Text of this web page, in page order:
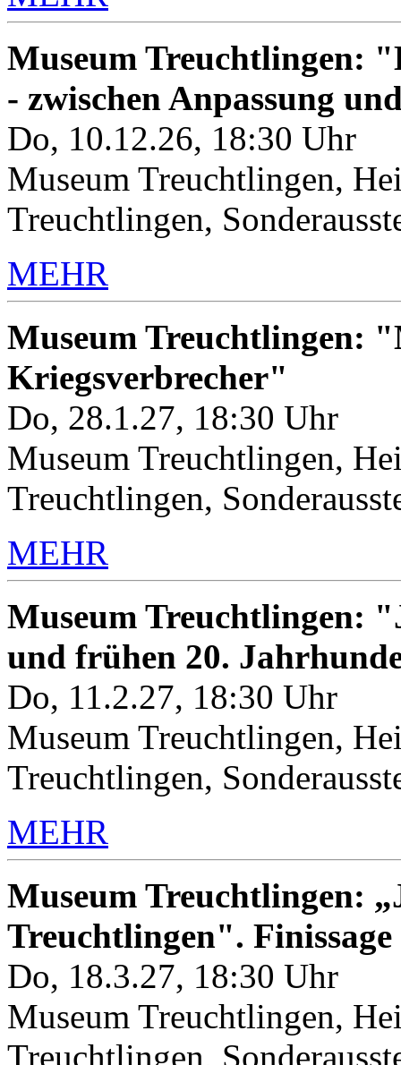
Museum Treuchtlingen:
- zwischen Anpassung
Do, 10.12.26, 18:30 Uhr
Museum Treuchtlingen,
Treuchtlingen,
MEHR
Museum Treuchtlingen:
Kriegsverbrecher"
Do, 28.1.27, 18:30 Uhr
Museum Treuchtlingen,
Treuchtlingen,
MEHR
Museum Treuchtlingen:
und frühen 20.
Do, 11.2.27, 18:30 Uhr
Museum Treuchtlingen,
Treuchtlingen,
MEHR
Museum Treuchtlingen:
Treuchtlingen". Finissage
Do, 18.3.27, 18:30 Uhr
Museum Treuchtlingen,
Treuchtlingen,